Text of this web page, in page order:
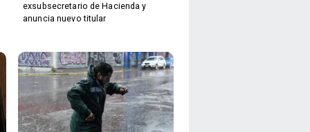
exsubsecretario de Hacienda y
anuncia nuevo titular